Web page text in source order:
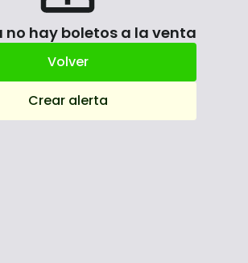
no hay boletos a la venta
Volver
Crear alerta